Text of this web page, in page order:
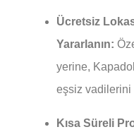
Ücretsiz
Yararlanın:
yerine,
eşsiz vadilerini
Kısa Süreli